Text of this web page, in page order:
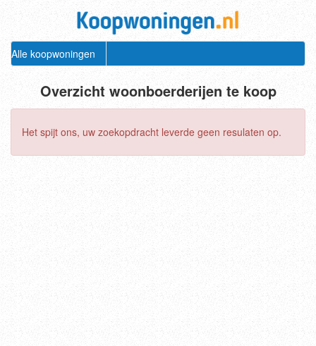
Alle koopwoningen
Overzicht woonboerderijen te koop
Het spijt ons, uw zoekopdracht leverde geen resulaten op.